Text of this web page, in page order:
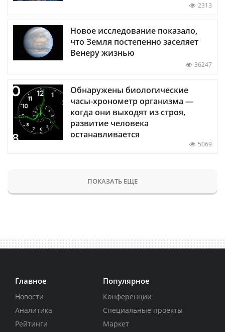
2313
Новое исследование показало,
что Земля постепенно заселяет
Венеру жизнью
36247
Обнаружены биологические
часы-хронометр организма —
когда они выходят из строя,
развитие человека
останавливается
5069
ПОКАЗАТЬ ЕЩЕ
Главное
Новости
Аналитика
Рейтинги
Популярное
Конференции
Специальные проекты
Маркет